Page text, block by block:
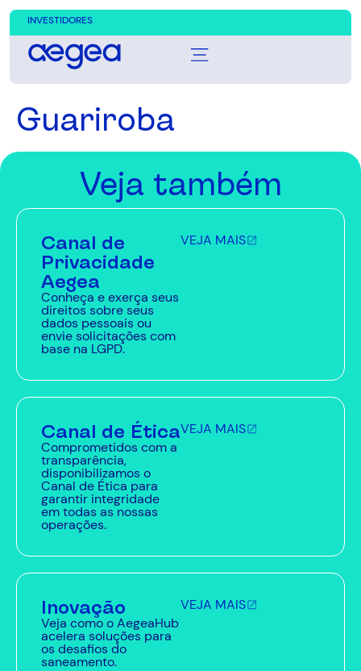
INVESTIDORES
Guariroba
Veja também
Canal de
Privacidade
Aegea
Conheça e exerça seus
direitos sobre seus
dados pessoais ou
envie solicitações com
base na LGPD.
VEJA MAIS
Canal de Ética
Comprometidos com a
transparência,
disponibilizamos o
Canal de Ética para
garantir integridade
em todas as nossas
operações.
VEJA MAIS
Inovação
Veja como o AegeaHub
acelera soluções para
os desafios do
saneamento.
VEJA MAIS